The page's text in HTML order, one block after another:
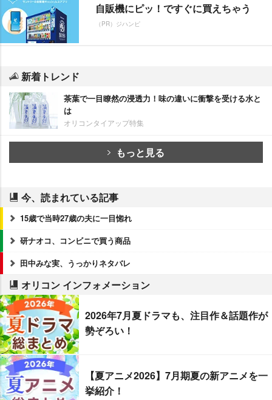
自販機にピッ！ですぐに買えちゃう
（PR）ジハンピ
新着トレンド
茶葉で一目瞭然の浸透力！味の違いに衝撃を受ける水と
は
オリコンタイアップ特集
もっと見る
今、読まれている記事
15歳で当時27歳の夫に一目惚れ
研ナオコ、コンビニで買う商品
田中みな実、うっかりネタバレ
オリコン インフォメーション
2026年7月夏ドラマも、注目作＆話題作が
勢ぞろい！
【夏アニメ2026】7月期夏の新アニメを一
挙紹介！